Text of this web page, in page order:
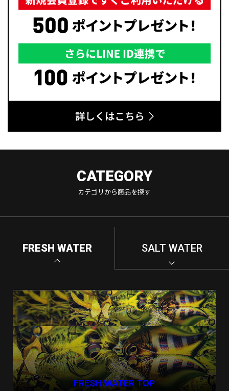
CATEGORY
カテゴリから商品を探す
FRESH WATER SALT WATER
FRESH WATER TOP